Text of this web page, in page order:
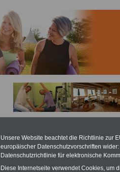
C
Unsere Website beachtet die Richtlinie zur
europäischer Datenschutzvorschriften
Datenschutzrichtlinie für elektronische
Diese Internetseite verwendet Cookies, um